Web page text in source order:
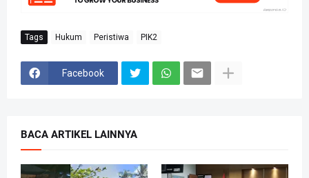
Tags Hukum Peristiwa PIK2
Facebook
BACA ARTIKEL LAINNYA